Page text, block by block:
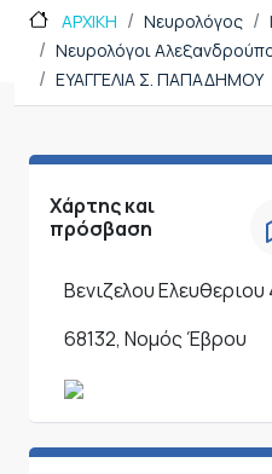
ΑΡΧΙΚΗ Νευρολόγος
Νευρολόγοι
ΕΥΑΓΓΕΛΙΑ Σ. ΠΑΠΑΔΗΜΟΥ
Χάρτης και
πρόσβαση
Βενιζελου
68132, Νομός Έβρου